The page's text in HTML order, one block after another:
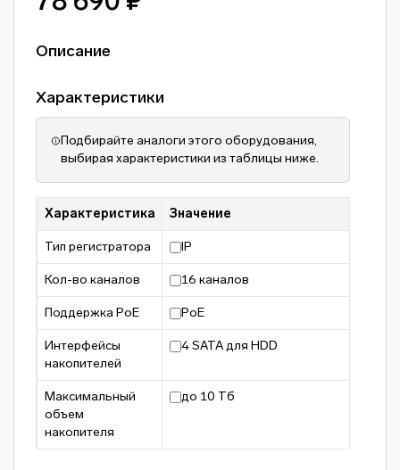
Описание
Характеристики
Подбирайте аналоги этого оборудования,
выбирая характеристики из таблицы ниже.
Характеристика Значение
Тип регистратора IP
Кол-во каналов 16 каналов
Поддержка PoE PoE
Интерфейсы
накопителей
4 SATA для HDD
Максимальный
объем
накопителя
до 10 Тб